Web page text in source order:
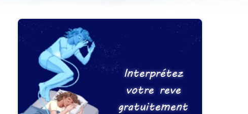
Interprétez
votre reve
gratuitement